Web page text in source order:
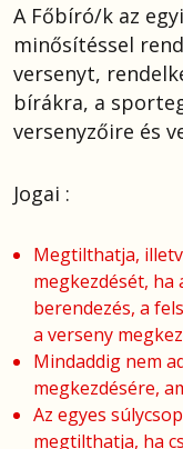
A Főbíró/k az
minősítéssel
versenyt,
bírákra, a
versenyzőire és
Jogai :
Megtilthatja,
megkezdését, ha
berendezés, a
a verseny
Mindaddig nem
megkezdésére,
Az egyes
megtilthatja, ha